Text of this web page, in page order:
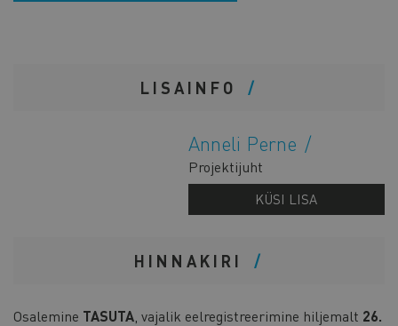
LISAINFO
Anneli Perne
Projektijuht
KÜSI LISA
HINNAKIRI
Osalemine TASUTA , vajalik eelregistreerimine hiljemalt 26.